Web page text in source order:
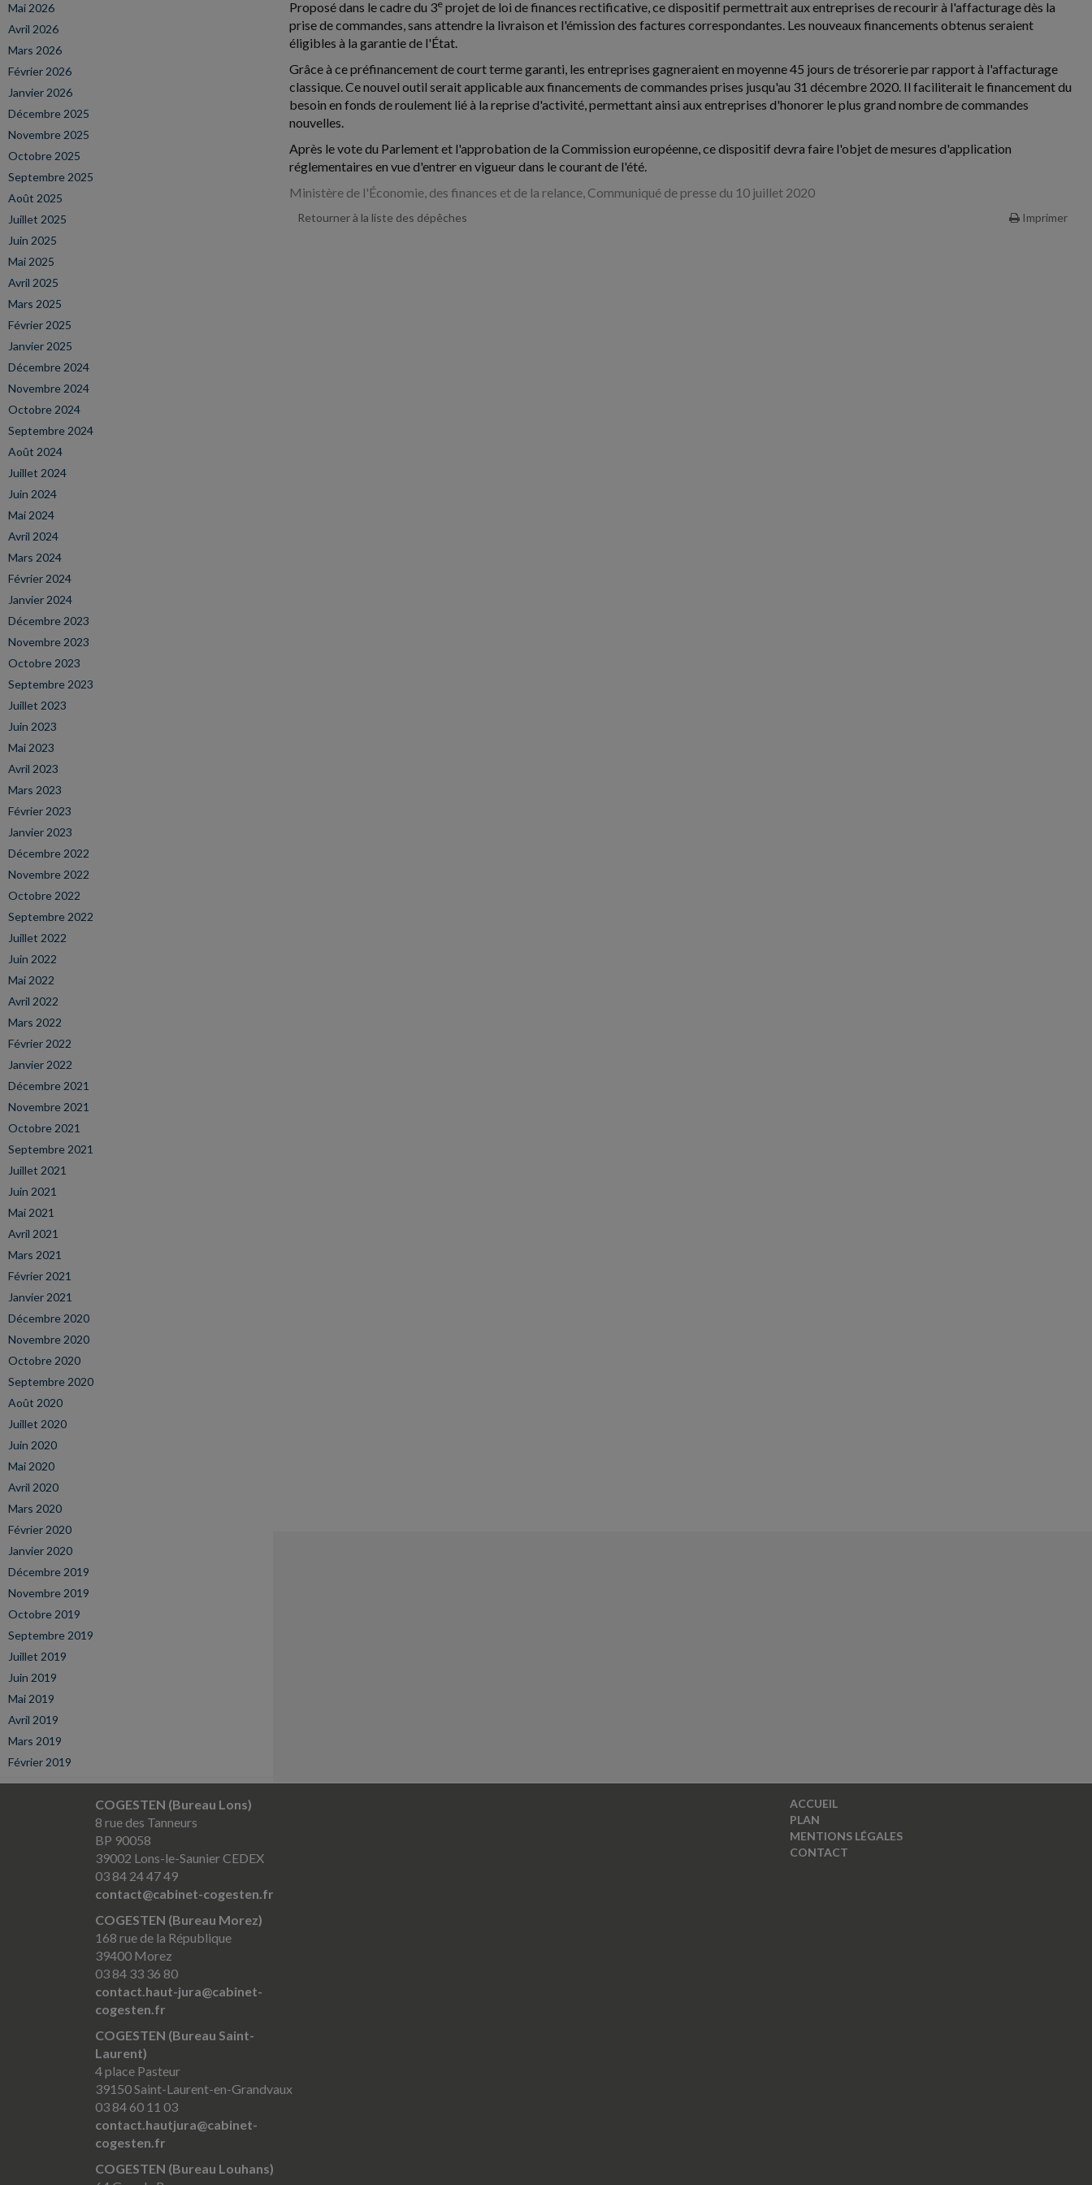
Mai 2026
Avril 2026
Mars 2026
Février 2026
Janvier 2026
Décembre 2025
Novembre 2025
Octobre 2025
Septembre 2025
Août 2025
Juillet 2025
Juin 2025
Mai 2025
Avril 2025
Mars 2025
Février 2025
Janvier 2025
Décembre 2024
Novembre 2024
Octobre 2024
Septembre 2024
Août 2024
Juillet 2024
Juin 2024
Mai 2024
Avril 2024
Mars 2024
Février 2024
Janvier 2024
Décembre 2023
Novembre 2023
Octobre 2023
Septembre 2023
Juillet 2023
Juin 2023
Mai 2023
Avril 2023
Mars 2023
Février 2023
Janvier 2023
Décembre 2022
Novembre 2022
Octobre 2022
Septembre 2022
Juillet 2022
Juin 2022
Mai 2022
Avril 2022
Mars 2022
Février 2022
Janvier 2022
Décembre 2021
Novembre 2021
Octobre 2021
Septembre 2021
Juillet 2021
Juin 2021
Mai 2021
Avril 2021
Mars 2021
Février 2021
Janvier 2021
Décembre 2020
Novembre 2020
Octobre 2020
Septembre 2020
Août 2020
Juillet 2020
Juin 2020
Mai 2020
Avril 2020
Mars 2020
Février 2020
Janvier 2020
Décembre 2019
Novembre 2019
Octobre 2019
Septembre 2019
Juillet 2019
Juin 2019
Mai 2019
Avril 2019
Mars 2019
Février 2019
Proposé dans le cadre du 3e projet de loi de finances rectificative, ce dispositif permettrait aux entreprises de recourir à l'affacturage dès la
prise de commandes, sans attendre la livraison et l'émission des factures correspondantes. Les nouveaux financements obtenus seraient
éligibles à la garantie de l'État.
Grâce à ce préfinancement de court terme garanti, les entreprises gagneraient en moyenne 45 jours de trésorerie par rapport à l'affacturage
classique. Ce nouvel outil serait applicable aux financements de commandes prises jusqu'au 31 décembre 2020. Il faciliterait le financement du
besoin en fonds de roulement lié à la reprise d'activité, permettant ainsi aux entreprises d'honorer le plus grand nombre de commandes
nouvelles.
Après le vote du Parlement et l'approbation de la Commission européenne, ce dispositif devra faire l'objet de mesures d'application
réglementaires en vue d'entrer en vigueur dans le courant de l'été.
Ministère de l'Économie, des finances et de la relance, Communiqué de presse du 10 juillet 2020
Retourner à la liste des dépêches Imprimer
COGESTEN (Bureau Lons)
8 rue des Tanneurs
BP 90058
39002 Lons-le-Saunier CEDEX
03 84 24 47 49
contact@cabinet-cogesten.fr
COGESTEN (Bureau Morez)
168 rue de la République
39400 Morez
03 84 33 36 80
contact.haut-jura@cabinet-
cogesten.fr
COGESTEN (Bureau Saint-
Laurent)
4 place Pasteur
39150 Saint-Laurent-en-Grandvaux
03 84 60 11 03
contact.hautjura@cabinet-
cogesten.fr
COGESTEN (Bureau Louhans)
ACCUEIL
PLAN
MENTIONS LÉGALES
CONTACT